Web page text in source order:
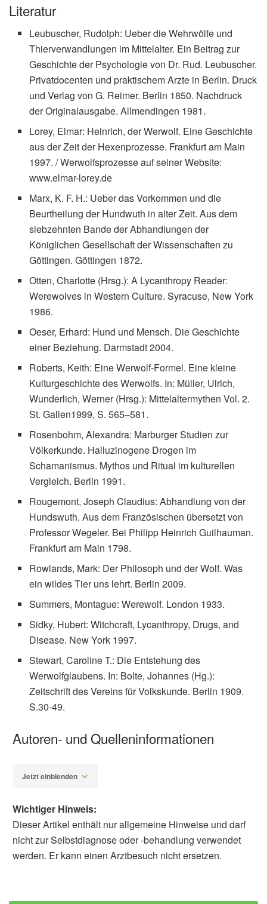
Literatur
Leubuscher, Rudolph: Ueber die Wehrwölfe und
Thierverwandlungen im Mittelalter. Ein Beitrag zur
Geschichte der Psychologie von Dr. Rud. Leubuscher.
Privatdocenten und praktischem Arzte in Berlin. Druck
und Verlag von G. Reimer. Berlin 1850. Nachdruck
der Originalausgabe. Allmendingen 1981.
Lorey, Elmar: Heinrich, der Werwolf. Eine Geschichte
aus der Zeit der Hexenprozesse. Frankfurt am Main
1997. / Werwolfsprozesse auf seiner Website:
www.elmar-lorey.de
Marx, K. F. H.: Ueber das Vorkommen und die
Beurtheilung der Hundwuth in alter Zeit. Aus dem
siebzehnten Bande der Abhandlungen der
Königlichen Gesellschaft der Wissenschaften zu
Göttingen. Göttingen 1872.
Otten, Charlotte (Hrsg.): A Lycanthropy Reader:
Werewolves in Western Culture. Syracuse, New York
1986.
Oeser, Erhard: Hund und Mensch. Die Geschichte
einer Beziehung. Darmstadt 2004.
Roberts, Keith: Eine Werwolf-Formel. Eine kleine
Kulturgeschichte des Werwolfs. In: Müller, Ulrich,
Wunderlich, Werner (Hrsg.): Mittelaltermythen Vol. 2.
St. Gallen1999, S. 565–581.
Rosenbohm, Alexandra: Marburger Studien zur
Völkerkunde. Halluzinogene Drogen im
Schamanismus. Mythos und Ritual im kulturellen
Vergleich. Berlin 1991.
Rougemont, Joseph Claudius: Abhandlung von der
Hundswuth. Aus dem Französischen übersetzt von
Professor Wegeler. Bei Philipp Heinrich Guilhauman.
Frankfurt am Main 1798.
Rowlands, Mark: Der Philosoph und der Wolf. Was
ein wildes Tier uns lehrt. Berlin 2009.
Summers, Montague: Werewolf. London 1933.
Sidky, Hubert: Witchcraft, Lycanthropy, Drugs, and
Disease. New York 1997.
Stewart, Caroline T.: Die Entstehung des
Werwolfglaubens. In: Bolte, Johannes (Hg.):
Zeitschrift des Vereins für Volkskunde. Berlin 1909.
S.30-49.
Autoren- und Quelleninformationen
Jetzt einblenden
Uwe Pleyer: Entzündliche
Wichtiger Hinweis:
Dieser Artikel enthält nur allgemeine Hinweise und darf
nicht zur Selbstdiagnose oder -behandlung verwendet
werden. Er kann einen Arztbesuch nicht ersetzen.